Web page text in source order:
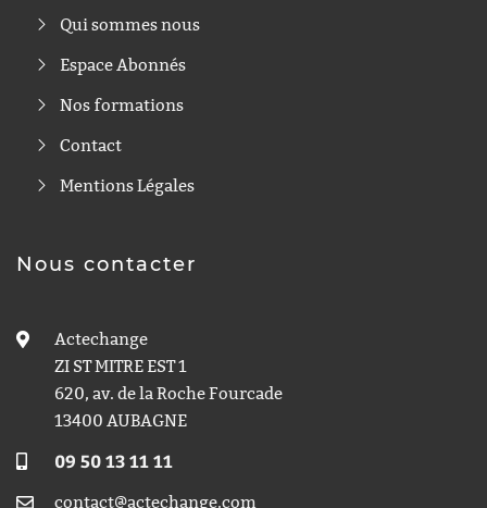
Qui sommes nous
Espace Abonnés
Nos formations
Contact
Mentions Légales
Nous contacter
Actechange
ZI ST MITRE EST 1
620, av. de la Roche Fourcade
13400 AUBAGNE
09 50 13 11 11
contact@actechange.com